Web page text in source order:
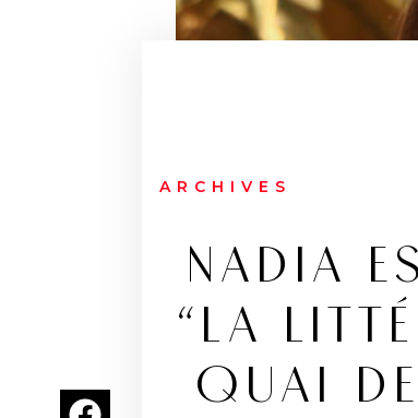
ARCHIVES
NADIA
“LA
QUAI